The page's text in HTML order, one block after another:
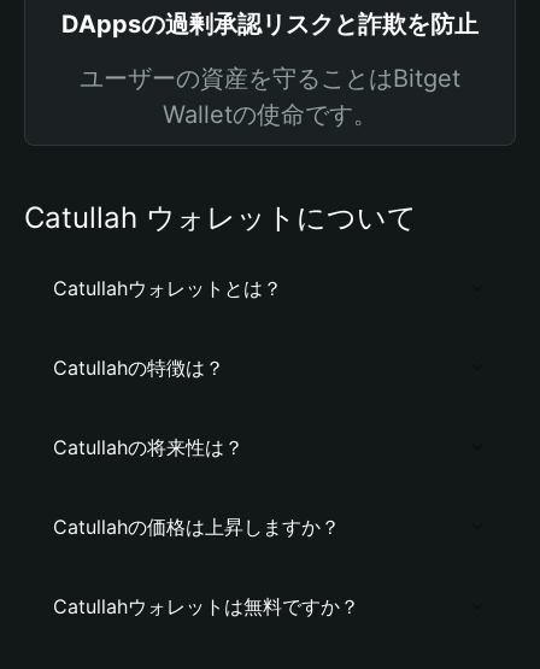
DAppsの過剰承認リスクと詐欺を防止
ユーザーの資産を守ることはBitget
Walletの使命です。
Catullah ウォレットについて
Catullahウォレットとは？
Catullahの特徴は？
Catullahの将来性は？
Catullahの価格は上昇しますか？
Catullahウォレットは無料ですか？